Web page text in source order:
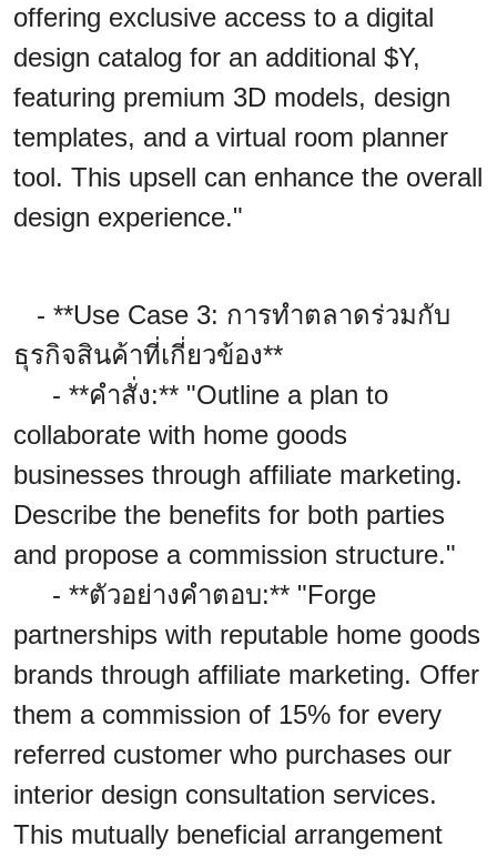
offering exclusive access to a digital
design catalog for an additional $Y,
featuring premium 3D models, design
templates, and a virtual room planner
tool. This upsell can enhance the overall
design experience."
- **Use Case 3: การทำตลาดร่วมกับ
ธุรกิจสินค้าที่เกี่ยวข้อง**
- **คำสั่ง:** "Outline a plan to
collaborate with home goods
businesses through affiliate marketing.
Describe the benefits for both parties
and propose a commission structure."
- **ตัวอย่างคำตอบ:** "Forge
partnerships with reputable home goods
brands through affiliate marketing. Offer
them a commission of 15% for every
referred customer who purchases our
interior design consultation services.
This mutually beneficial arrangement